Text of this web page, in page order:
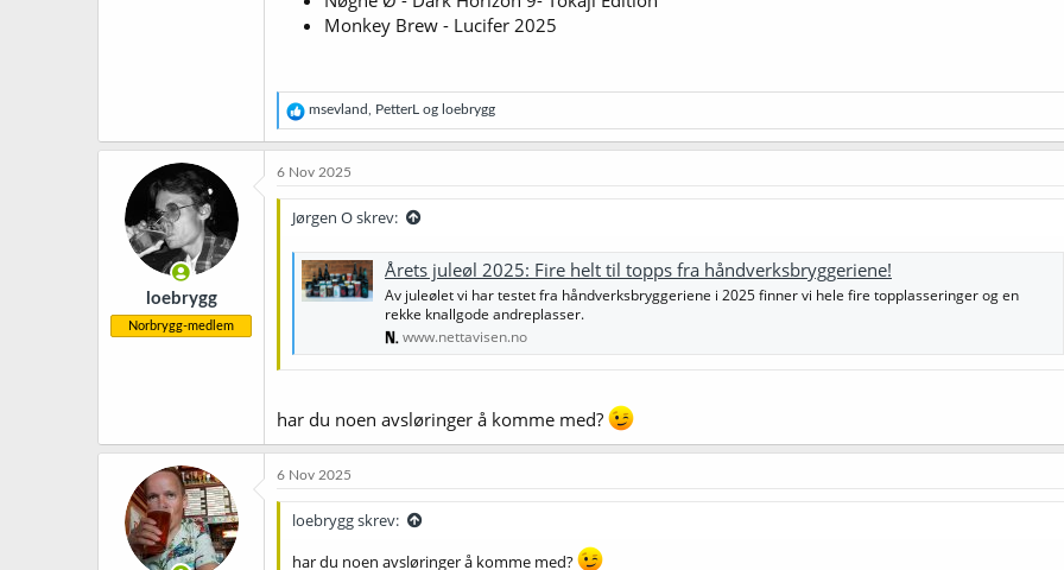
Monkey Brew - Lucifer 2025
R
e
a
j
o
e
r
:
msevland, PetterL og loebrygg
loebrygg
Norbrygg-medlem
6 Nov 2025
Jørgen O skrev:
Årets juleøl 2025: Fire helt til topps fra håndverksbryggeriene!
Av juleølet vi har testet fra håndverksbryggeriene i 2025 finner vi hele fire topplasseringer og en
rekke knallgode andreplasser.
www.nettavisen.no
har du noen avsløringer å komme med?
6 Nov 2025
loebrygg skrev:
har du noen avsløringer å komme med?